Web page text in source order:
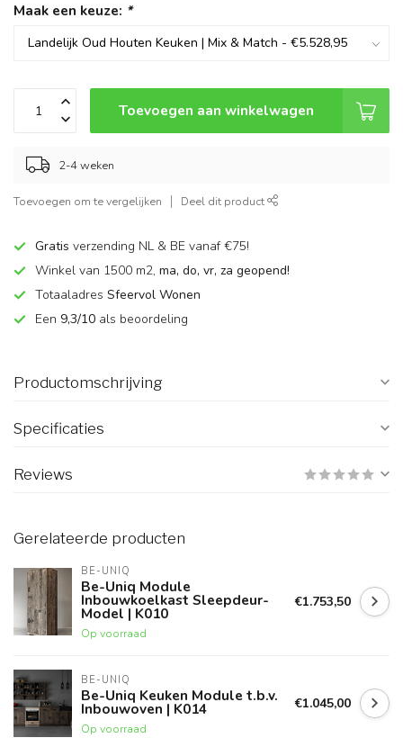
Maak een keuze: *
Toevoegen aan winkelwagen
2-4 weken
Toevoegen om te vergelijken Deel dit product
Gratis verzending NL & BE vanaf €75!
Winkel van 1500 m2, ma, do, vr, za geopend!
Totaaladres Sfeervol Wonen
Een 9,3/10 als beoordeling
Productomschrijving
Specificaties
Reviews
Gerelateerde producten
BE-UNIQ
Be-Uniq Module
Inbouwkoelkast Sleepdeur-
Model | K010
Op voorraad
€1.753,50
BE-UNIQ
Be-Uniq Keuken Module t.b.v.
Inbouwoven | K014
Op voorraad
€1.045,00